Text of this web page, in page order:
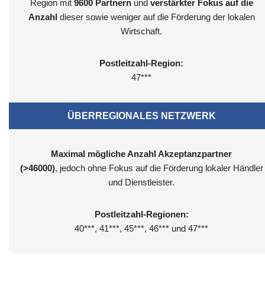
Region mit 9600 Partnernund verstärkter Fokus auf die
Anzahl dieser sowie weniger auf die Förderung der lokalen
Wirtschaft.
Postleitzahl-Region:
47***
ÜBERREGIONALES NETZWERK
Maximal mögliche Anzahl Akzeptanzpartner
(>46000), jedoch ohne Fokus auf die Förderung lokaler Händler
und Dienstleister.
Postleitzahl-Regionen:
40***, 41***, 45***, 46*** und 47***